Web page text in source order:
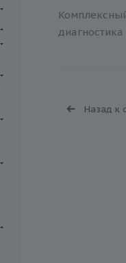
Назад к